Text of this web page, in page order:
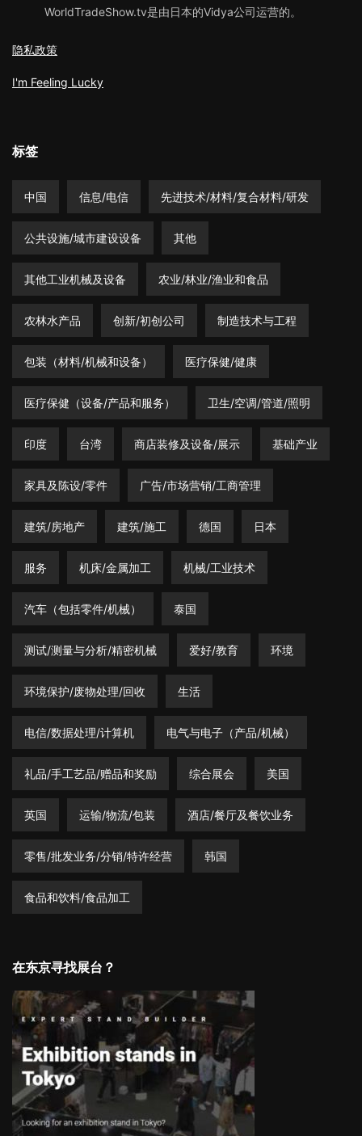
WorldTradeShow.tv是由日本的Vidya公司运营的。
隐私政策
I'm Feeling Lucky
标签
中国 信息/电信 先进技术/材料/复合材料/研发
公共设施/城市建设设备 其他
其他工业机械及设备 农业/林业/渔业和食品
农林水产品 创新/初创公司 制造技术与工程
包装（材料/机械和设备） 医疗保健/健康
医疗保健（设备/产品和服务） 卫生/空调/管道/照明
印度 台湾 商店装修及设备/展示 基础产业
家具及陈设/零件 广告/市场营销/工商管理
建筑/房地产 建筑/施工 德国 日本
服务 机床/金属加工 机械/工业技术
汽车（包括零件/机械） 泰国
测试/测量与分析/精密机械 爱好/教育 环境
环境保护/废物处理/回收 生活
电信/数据处理/计算机 电气与电子（产品/机械）
礼品/手工艺品/赠品和奖励 综合展会 美国
英国 运输/物流/包装 酒店/餐厅及餐饮业务
零售/批发业务/分销/特许经营 韩国
食品和饮料/食品加工
在东京寻找展台？